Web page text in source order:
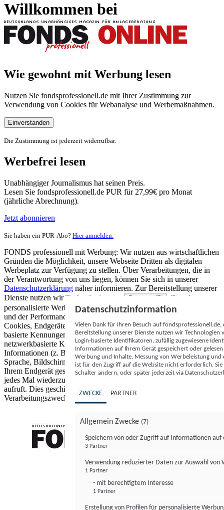
Willkommen bei
Wie gewohnt mit Werbung lesen
Nutzen Sie fondsprofessionell.de mit Ihrer Zustimmung zur
Verwendung von Cookies für Webanalyse und Werbemaßnahmen.
Einverstanden
Die Zustimmung ist jederzeit widerrufbar.
Werbefrei lesen
Unabhängiger Journalismus hat seinen Preis.
Lesen Sie fondsprofessionell.de PUR für 27,99€ pro Monat
(jährliche Abrechnung).
Jetzt abonnieren
Sie haben ein PUR-Abo? Hier anmelden.
FONDS professionell mit Werbung: Wir nutzen aus wirtschaftlichen
Gründen die Möglichkeit, unsere Webseite Dritten als digitalen
Werbeplatz zur Verfügung zu stellen. Über Verarbeitungen, die in
der Verantwortung von uns liegen, können Sie sich in unserer
Datenschutzerklärung näher informieren. Zur Bereitstellung unserer
Dienste nutzen wir Technologien von
Partnern (5)
. Zwecke:
personalisierte Werbung und Inhalte, Messung von Werbeleistung
und der Performance von Inhalten sowie Zielgruppenforschung.
Cookies, Endgeräte- oder ähnliche Online-Kennungen (z. B. login-
basierte Kennungen, zufällig generierte Kennungen,
netzwerkbasierte Kennungen) können zusammen mit anderen
Informationen (z. B. Browsertyp und Browserinformationen,
Sprache, Bildschirmgröße, unterstützte Technologien usw.) auf
Ihrem Endgerät gespeichert oder von dort ausgelesen werden, um es
jedes Mal wiederzuerkennen, wenn es eine App oder einer Webseite
aufruft. Dies geschieht für einen oder mehrere der hier aufgeführten
Verarbeitungszwecke.
Datenschutzinformation
Vielen Dank für Ihren Besuch auf
Bereitstellung unserer Dienste nutzen wir Technologien
Login-basierte Identifikatoren, zufällig zugewiesene
Informationen auf Ihrem Gerät gespeichert oder
Werbung und Inhalte, Messung von Werbeleistung
ist für den Zugriff auf die Website nicht erforderlich.
Schalter ändern, oder später jederzeit via
ZWECKE PARTNER
Allgemein Zwecke (7)
Speichern von oder Zugriff auf Informationen auf
3 Partner
Verwendung reduzierter Daten zur Auswahl von
1 Partner
- mit berechtigtem Interesse
1 Partner
Erstellung von Profilen für personalisierte
FONDS professionell